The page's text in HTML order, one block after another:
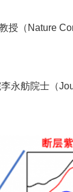
授（Nature
永舫院士（